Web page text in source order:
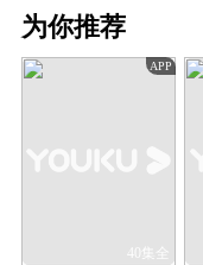
为你推荐
APP
40集全